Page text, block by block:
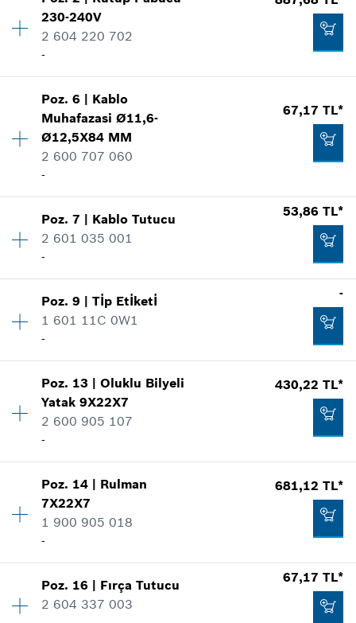
Miktar 1
Fiyat grubu
Yedek parça bilgisi
Şekli göster
230-240V
2 604 220 702
-
Miktar 1
Fiyat grubu :30
Yedek parça bilgisi
Nerede kullanıldı.
887,68 TL*
Fiyatlara KDV dahildir.
Poz.6 | Kablo
Muhafazasi Ø11,6-
Ø12,5X84 MM
2 600 707 060
-
67,17 TL*
Miktar 1
Fiyat grubu:12
Nerede kullanıldı.
Şekli göster
67,17 TL*
Poz.7 | Kablo Tutucu
2 601 035 001
-
53,86 TL*
Fiyat grubu :11
53,86 TL*
*Fiyatlara KDV dahildir.
Poz.9 |Tİp Etİketİ
1 601 11C 0W1
-
-
Miktar 1
Fiyat grubu:-
Yedek parça bilgisi
Şekli göster
-
Poz. 13 |Oluklu Bilyeli
Yatak 9X22X7
2 600 905 107
-
430,22 TL*
Miktar 1
Fiyat grubu
Yedek parça bilgisi
Şekli göster
Poz. 14 | Rulman
7X22X7
1 900 905 018
-
681,12 TL*
Miktar 1
Fiyat grubu:28
Poz. 16 | Fırça Tutucu
2 604 337 003
67,17 TL*